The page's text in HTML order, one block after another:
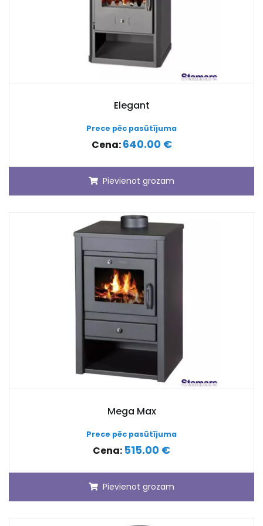
Elegant
Prece pēc pasūtījuma
Cena:640.00 €
Pievienot grozam
Mega Max
Prece pēc pasūtījuma
Cena: 515.00 €
Pievienot grozam